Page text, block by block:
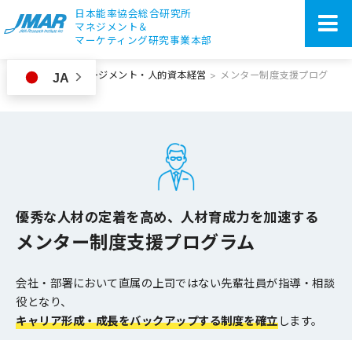
日本能率協会総合研究所
マネジメント＆
マーケティング研究事業本部
ホーム >エンゲージメント・人的資本経営 > メンター制度支援プログ
優秀な人材の定着を高め、人材育成力を加速する
メンター制度支援プログラム
会社・部署において直属の上司ではない先輩社員が指導・相談
役となり、
キャリア形成・成長をバックアップする制度を確立します。
JA